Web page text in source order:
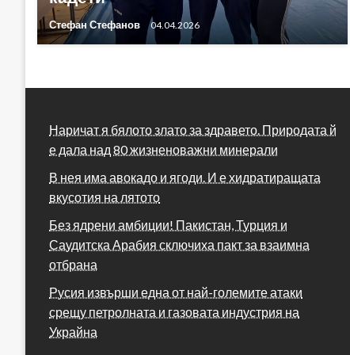
Стефан Стефанов 04.04.2026
Наричат я бялото злато за здравето. Природата й
е дала над 80 жизненоважни минерали
В нея има авокадо и ягоди. И е хидратиращата
вкусотия на лятото
Без ядрени амбиции! Пакистан, Турция и
Саудитска Арабия сключиха пакт за взаимна
отбрана
Русия извърши една от най-големите атаки
срещу петролната и газовата индустрия на
Украйна